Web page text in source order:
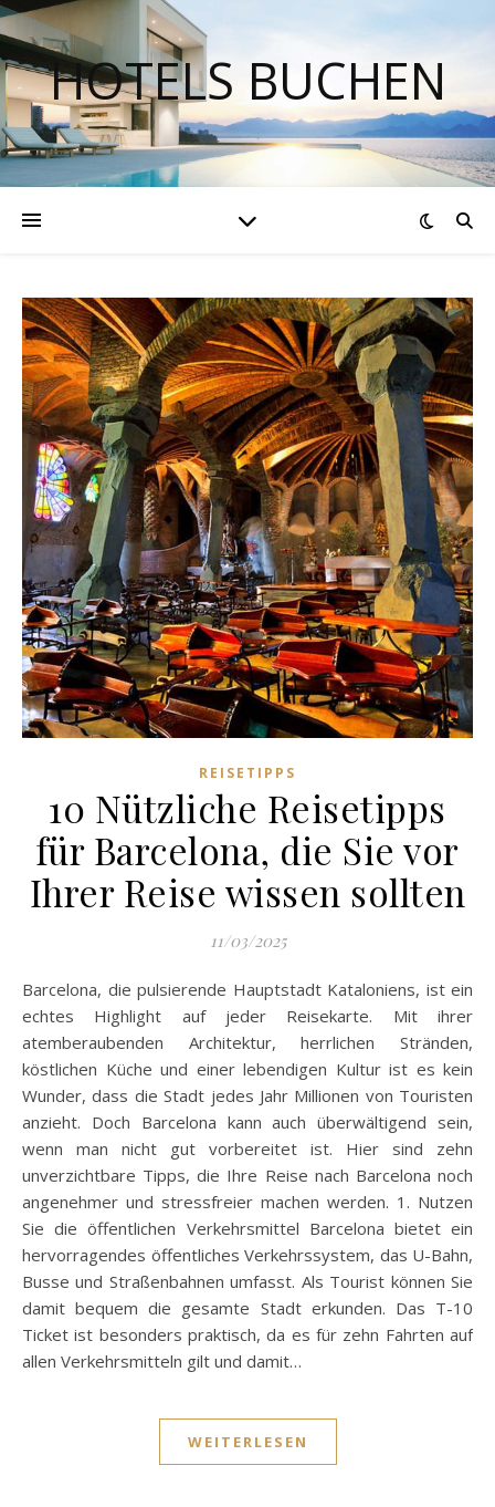
HOTELS BUCHEN
REISETIPPS
10 Nützliche Reisetipps
für Barcelona, die Sie vor
Ihrer Reise wissen sollten
11/03/2025
Barcelona, die pulsierende Hauptstadt Kataloniens, ist ein
echtes Highlight auf jeder Reisekarte. Mit ihrer
atemberaubenden Architektur, herrlichen Stränden,
köstlichen Küche und einer lebendigen Kultur ist es kein
Wunder, dass die Stadt jedes Jahr Millionen von Touristen
anzieht. Doch Barcelona kann auch überwältigend sein,
wenn man nicht gut vorbereitet ist. Hier sind zehn
unverzichtbare Tipps, die Ihre Reise nach Barcelona noch
angenehmer und stressfreier machen werden. 1. Nutzen
Sie die öffentlichen Verkehrsmittel Barcelona bietet ein
hervorragendes öffentliches Verkehrssystem, das U-Bahn,
Busse und Straßenbahnen umfasst. Als Tourist können Sie
damit bequem die gesamte Stadt erkunden. Das T-10
Ticket ist besonders praktisch, da es für zehn Fahrten auf
allen Verkehrsmitteln gilt und damit…
WEITERLESEN